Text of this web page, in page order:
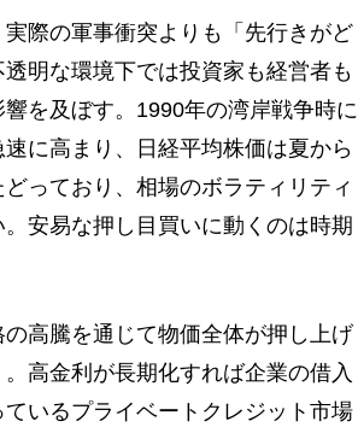
際の軍事衝突よりも「先行きがど
明な環境下では投資家も経営者も
を及ぼす。1990年の湾岸戦争時に
に高まり、日経平均株価は夏から
っており、相場のボラティリティ
安易な押し目買いに動くのは時期
高騰を通じて物価全体が押し上げ
高金利が長期化すれば企業の借入
いるプライベートクレジット市場